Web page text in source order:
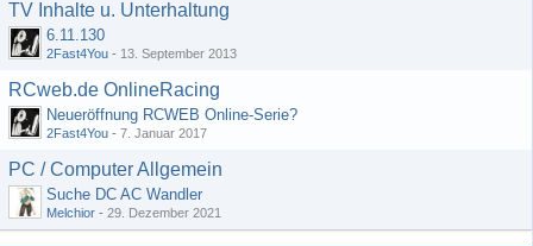
TV Inhalte u. Unterhaltung
6.11.130
2Fast4You - 13. September 2013
RCweb.de OnlineRacing
Neueröffnung RCWEB Online-Serie?
2Fast4You - 7. Januar 2017
PC / Computer Allgemein
Suche DC AC Wandler
Melchior - 29. Dezember 2021